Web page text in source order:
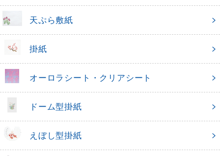
天ぷら敷紙
掛紙
オーロラシート・クリアシート
ドーム型掛紙
えぼし型掛紙